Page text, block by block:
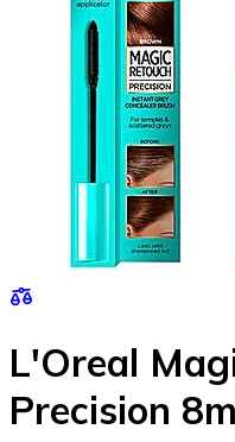
L'Oreal
Precision